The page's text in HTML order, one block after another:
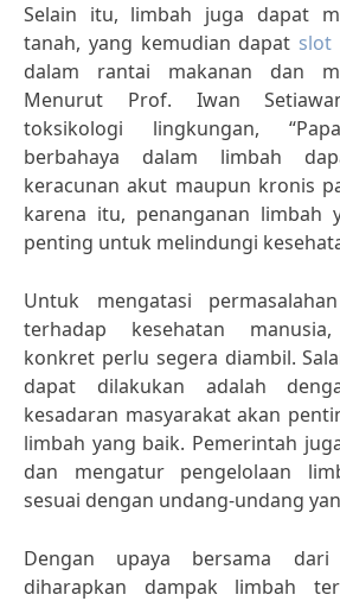
Selain itu, limbah juga dapat
tanah, yang kemudian dapat slot
dalam rantai makanan dan
Menurut Prof. Iwan
toksikologi lingkungan,
berbahaya dalam limbah
keracunan akut maupun kronis
karena itu, penanganan limbah
penting untuk melindungi
Untuk mengatasi
terhadap kesehatan manusia,
konkret perlu segera diambil.
dapat dilakukan adalah
kesadaran masyarakat akan
limbah yang baik. Pemerintah
dan mengatur pengelolaan
sesuai dengan undang-undang
Dengan upaya bersama
diharapkan dampak limbah